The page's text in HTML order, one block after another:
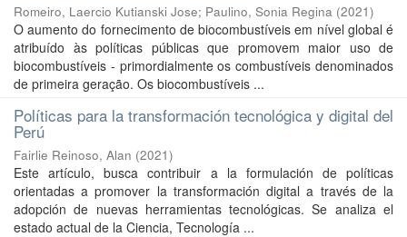
Romeiro, Laercio Kutianski Jose; Paulino, Sonia Regina (2021)
O aumento do fornecimento de biocombustíveis em nível global é
atribuído às políticas públicas que promovem maior uso de
biocombustíveis - primordialmente os combustíveis denominados
de primeira geração. Os biocombustíveis ...
Políticas para la transformación tecnológica y digital del
Perú
Fairlie Reinoso, Alan (2021)
Este artículo, busca contribuir a la formulación de políticas
orientadas a promover la transformación digital a través de la
adopción de nuevas herramientas tecnológicas. Se analiza el
estado actual de la Ciencia, Tecnología ...